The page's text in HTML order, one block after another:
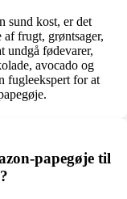
sund kost, er det
frugt, grøntsager,
undgå fødevarer,
avocado og
fugleekspert for at
papegøje til